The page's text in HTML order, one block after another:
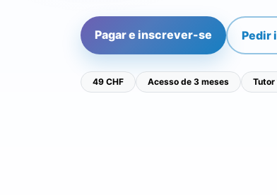
Pagar e inscrever-se Pedir
49 CHF Acesso de 3 meses